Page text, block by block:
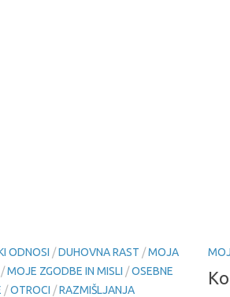
ODNOSI /DUHOVNA RAST /MOJA
/MOJE ZGODBE IN MISLI /OSEBNE
/OTROCI /RAZMIŠLJANJA